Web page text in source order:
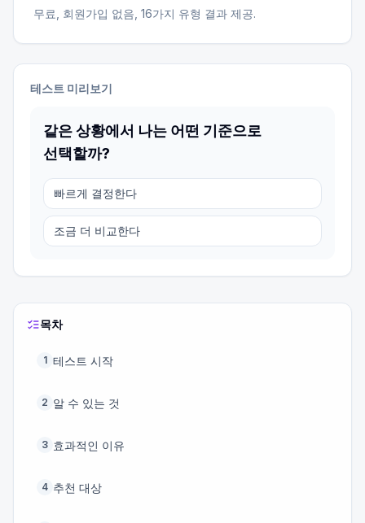
무료, 회원가입 없음, 16가지 유형 결과 제공.
테스트 미리보기
같은 상황에서 나는 어떤 기준으로
선택할까?
빠르게 결정한다
조금 더 비교한다
목차
1 테스트 시작
2 알 수 있는 것
3 효과적인 이유
4 추천 대상